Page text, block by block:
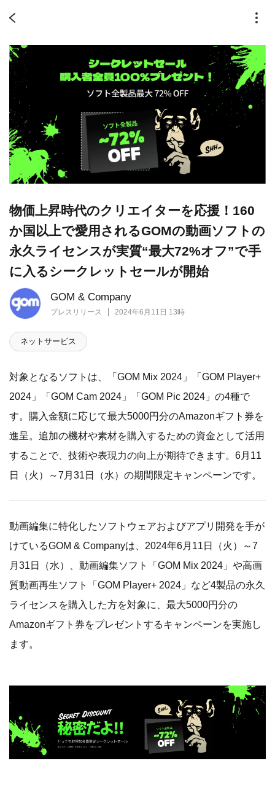
GOM & Company
プレスリリース 2024年6月11日 13時
物価上昇時代のクリエイターを応援！160
か国以上で愛用されるGOMの動画ソフトの
永久ライセンスが実質“最大72%オフ”で手
に入るシークレットセールが開始
ネットサービス
対象となるソフトは、「GOM Mix 2024」「GOM Player+
2024」「GOM Cam 2024」「GOM Pic 2024」の4種で
す。購入金額に応じて最大5000円分のAmazonギフト券を
進呈。追加の機材や素材を購入するための資金として活用
することで、技術や表現力の向上が期待できます。6月11
日（火）～7月31日（水）の期間限定キャンペーンです。
動画編集に特化したソフトウェアおよびアプリ開発を手が
けているGOM & Companyは、2024年6月11日（火）～7
月31日（水）、動画編集ソフト「GOM Mix 2024」や高画
質動画再生ソフト「GOM Player+ 2024」など4製品の永久
ライセンスを購入した方を対象に、最大5000円分の
Amazonギフト券をプレゼントするキャンペーンを実施し
ます。